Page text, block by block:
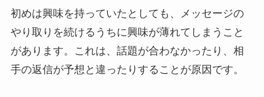
初めは興味を持っていたとしても、メッセージの
やり取りを続けるうちに興味が薄れてしまうこと
があります。これは、話題が合わなかったり、相
手の返信が予想と違ったりすることが原因です。